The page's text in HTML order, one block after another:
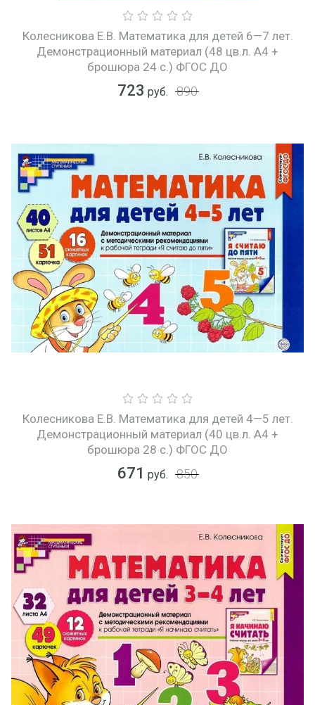
Колесникова Е.В. Математика для детей 6—7 лет.
Демонстрационный материал (48 цв.л. А4 +
брошюра 24 с.) ФГОС ДО
723 руб. 890
Колесникова Е.В. Математика для детей 4—5 лет.
Демонстрационный материал (40 цв.л. А4 +
брошюра 28 с.) ФГОС ДО
671 руб. 850